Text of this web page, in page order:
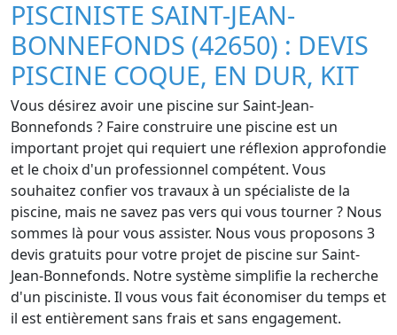
PISCINISTE SAINT-JEAN-
BONNEFONDS (42650) : DEVIS
PISCINE COQUE, EN DUR, KIT
Vous désirez avoir une piscine sur Saint-Jean-
Bonnefonds ? Faire construire une piscine est un
important projet qui requiert une réflexion approfondie
et le choix d'un professionnel compétent. Vous
souhaitez confier vos travaux à un spécialiste de la
piscine, mais ne savez pas vers qui vous tourner ? Nous
sommes là pour vous assister. Nous vous proposons 3
devis gratuits pour votre projet de piscine sur Saint-
Jean-Bonnefonds. Notre système simplifie la recherche
d'un pisciniste. Il vous vous fait économiser du temps et
il est entièrement sans frais et sans engagement.